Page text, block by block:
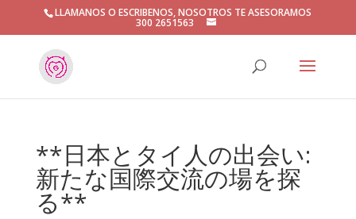
LLAMANOS O ESCRIBENOS, NOSOTROS TE ASESORAMOS
300 2651563
**日本とタイ人の出会い:
新たな国際交流の場を探
る**